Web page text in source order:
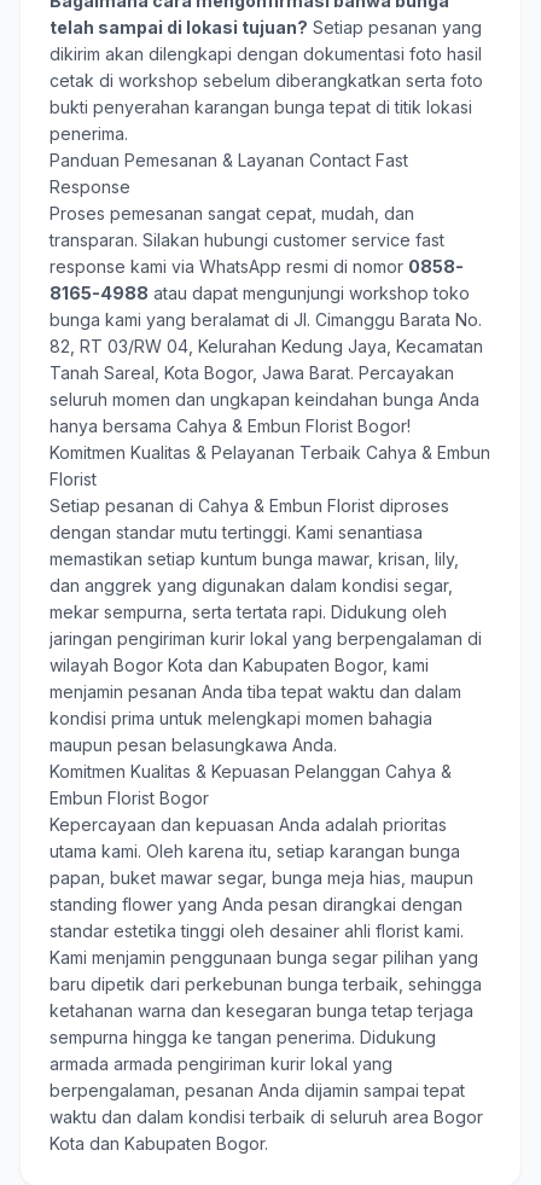
telah sampai di lokasi tujuan? Setiap pesanan yang
dikirim akan dilengkapi dengan dokumentasi foto hasil
cetak di workshop sebelum diberangkatkan serta foto
bukti penyerahan karangan bunga tepat di titik lokasi
penerima.
Panduan Pemesanan & Layanan Contact Fast
Response
Proses pemesanan sangat cepat, mudah, dan
transparan. Silakan hubungi customer service fast
response kami via WhatsApp resmi di nomor 0858-
8165-4988 atau dapat mengunjungi workshop toko
bunga kami yang beralamat di Jl. Cimanggu Barata No.
82, RT 03/RW 04, Kelurahan Kedung Jaya, Kecamatan
Tanah Sareal, Kota Bogor, Jawa Barat. Percayakan
seluruh momen dan ungkapan keindahan bunga Anda
hanya bersama Cahya & Embun Florist Bogor!
Komitmen Kualitas & Pelayanan Terbaik Cahya & Embun
Florist
Setiap pesanan di Cahya & Embun Florist diproses
dengan standar mutu tertinggi. Kami senantiasa
memastikan setiap kuntum bunga mawar, krisan, lily,
dan anggrek yang digunakan dalam kondisi segar,
mekar sempurna, serta tertata rapi. Didukung oleh
jaringan pengiriman kurir lokal yang berpengalaman di
wilayah Bogor Kota dan Kabupaten Bogor, kami
menjamin pesanan Anda tiba tepat waktu dan dalam
kondisi prima untuk melengkapi momen bahagia
maupun pesan belasungkawa Anda.
Komitmen Kualitas & Kepuasan Pelanggan Cahya &
Embun Florist Bogor
Kepercayaan dan kepuasan Anda adalah prioritas
utama kami. Oleh karena itu, setiap karangan bunga
papan, buket mawar segar, bunga meja hias, maupun
standing flower yang Anda pesan dirangkai dengan
standar estetika tinggi oleh desainer ahli florist kami.
Kami menjamin penggunaan bunga segar pilihan yang
baru dipetik dari perkebunan bunga terbaik, sehingga
ketahanan warna dan kesegaran bunga tetap terjaga
sempurna hingga ke tangan penerima. Didukung
armada armada pengiriman kurir lokal yang
berpengalaman, pesanan Anda dijamin sampai tepat
waktu dan dalam kondisi terbaik di seluruh area Bogor
Kota dan Kabupaten Bogor.